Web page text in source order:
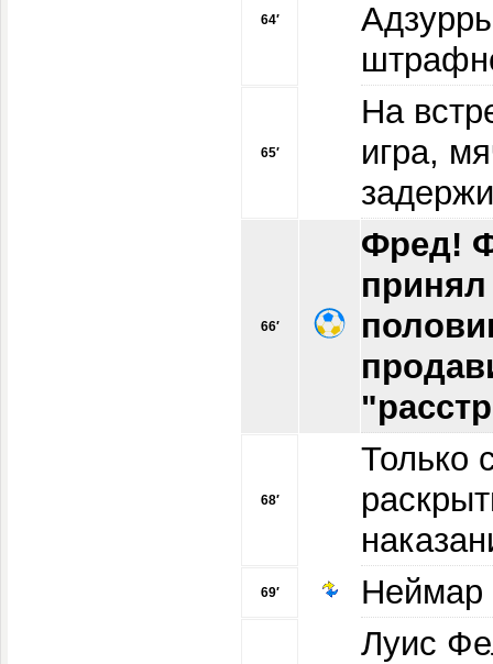
64′
65′
На
игра,
66′
Фред!
68′
Только
69′ Неймар
Луис